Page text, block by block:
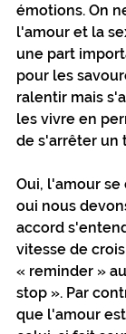
émotions. On
l'amour et la
une part
pour les
ralentir mais
les vivre en
de s'arrêter un
Oui, l'amour
oui nous
accord
vitesse de
« reminder »
stop ». Par
que l'amour